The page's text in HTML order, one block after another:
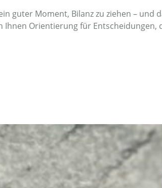
guter Moment, Bilanz zu ziehen – und
Ihnen Orientierung für Entscheidungen,